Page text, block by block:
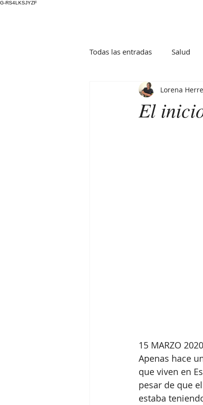
G-RS4LKSJYZF
Todas las entradas Salud
El
Lorena
15 MARZO 2020
Apenas hace
que viven en
pesar de que
estaba